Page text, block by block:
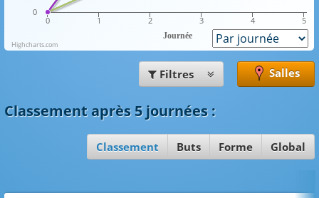
Journée
0 1 2 3 4 5
0
Highcharts.com
Filtres Salles
Classement après 5 journées:
Classement Buts Forme Global